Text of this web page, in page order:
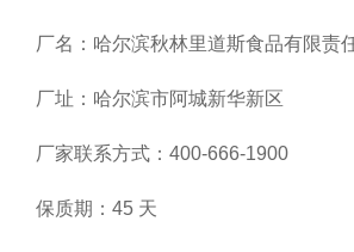
厂名：哈尔滨秋林里道斯食品有限责
厂址：哈尔滨市阿城新华新区
厂家联系方式：400-666-1900
保质期：45 天